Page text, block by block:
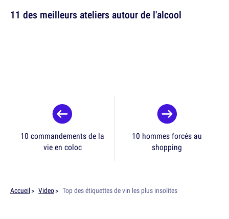
11 des meilleurs ateliers autour de l'alcool
10 commandements de la
vie en coloc
10 hommes forcés au
shopping
Accueil Video Top des étiquettes de vin les plus insolites